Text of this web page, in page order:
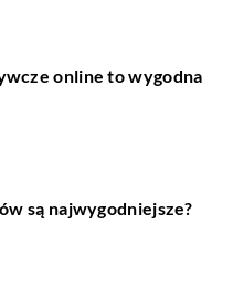
online to wygodna
są najwygodniejsze?